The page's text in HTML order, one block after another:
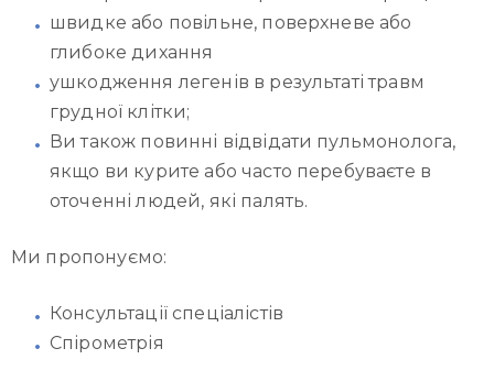
швидке або повільне, поверхневе або
глибоке дихання
ушкодження легенів в результаті травм
грудної клітки;
Ви також повинні відвідати пульмонолога,
якщо ви курите або часто перебуваєте в
оточенні людей, які палять.
Ми пропонуємо:
Консультації спеціалістів
Спірометрія